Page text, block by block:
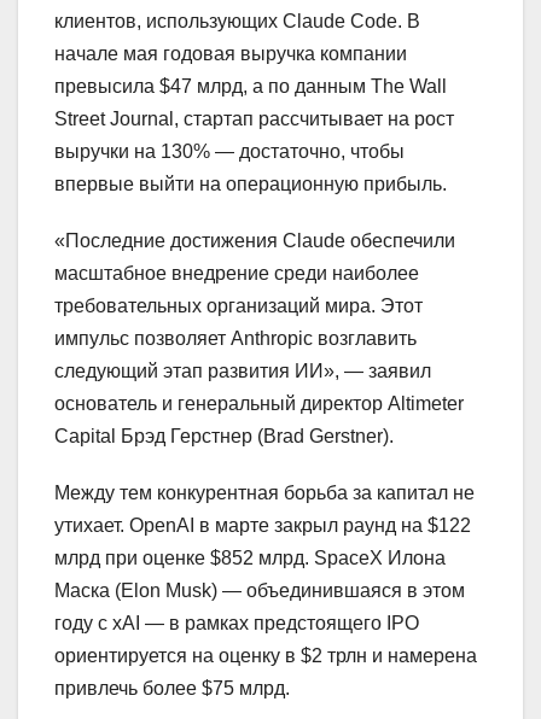
клиентов, использующих Claude Code. В
начале мая годовая выручка компании
превысила $47 млрд, а по данным The Wall
Street Journal, стартап рассчитывает на рост
выручки на 130% — достаточно, чтобы
впервые выйти на операционную прибыль.
«Последние достижения Claude обеспечили
масштабное внедрение среди наиболее
требовательных организаций мира. Этот
импульс позволяет Anthropic возглавить
следующий этап развития ИИ», — заявил
основатель и генеральный директор Altimeter
Capital Брэд Герстнер (Brad Gerstner).
Между тем конкурентная борьба за капитал не
утихает. OpenAI в марте закрыл раунд на $122
млрд при оценке $852 млрд. SpaceX Илона
Маска (Elon Musk) — объединившаяся в этом
году с xAI — в рамках предстоящего IPO
ориентируется на оценку в $2 трлн и намерена
привлечь более $75 млрд.